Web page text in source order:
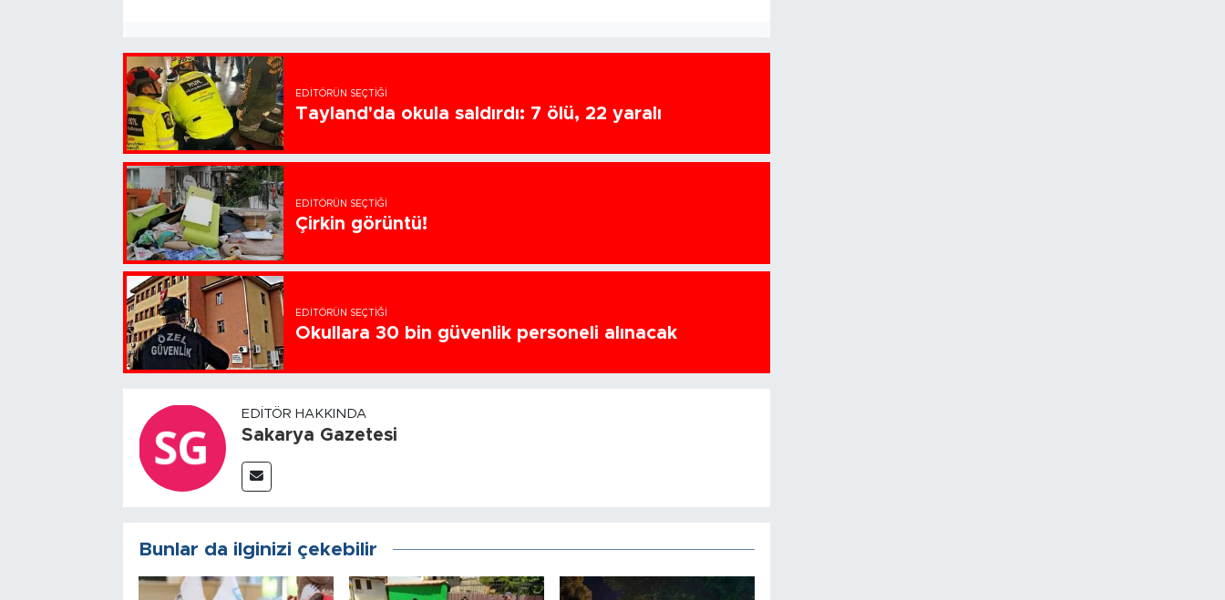
EDITÖRÜN SEÇTIĞI
Tayland'da okula saldırdı: 7 ölü, 22 yaralı
EDITÖRÜN SEÇTIĞI
Çirkin görüntü!
EDITÖRÜN SEÇTIĞI
Okullara 30 bin güvenlik personeli alınacak
EDITÖR HAKKINDA
Sakarya Gazetesi
Bunlar da ilginizi çekebilir